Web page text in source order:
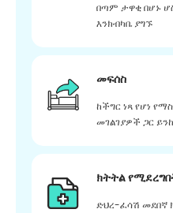
በጣም ታዋቂ በሆኑ
እንክብካቤ ያግኙ
መፍሰስ
ከችግር ነጻ የሆነ
መገልገያዎች ጋር
ክትትል
ድህረ-ፈሳሽ መደበኛ